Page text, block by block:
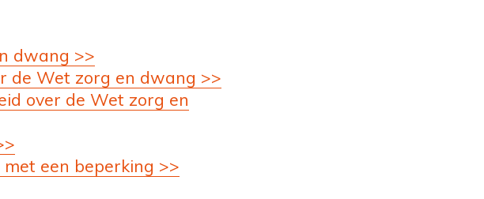
dwang >>
de Wet zorg en dwang >>
over de Wet zorg en
een beperking >>